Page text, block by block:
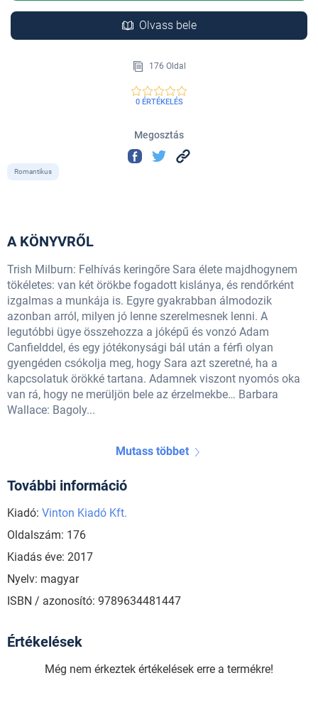
Olvass bele
176 Oldal
0 ÉRTÉKELÉS
Megosztás
Romantikus
A KÖNYVRŐL
Trish Milburn: Felhívás keringőre Sara élete majdhogynem
tökéletes: van két örökbe fogadott kislánya, és rendőrként
izgalmas a munkája is. Egyre gyakrabban álmodozik
azonban arról, milyen jó lenne szerelmesnek lenni. A
legutóbbi ügye összehozza a jóképű és vonzó Adam
Canfielddel, és egy jótékonysági bál után a férfi olyan
gyengéden csókolja meg, hogy Sara azt szeretné, ha a
kapcsolatuk örökké tartana. Adamnek viszont nyomós oka
van rá, hogy ne merüljön bele az érzelmekbe… Barbara
Wallace: Bagoly...
Mutass többet
További információ
Kiadó: Vinton Kiadó Kft.
Oldalszám: 176
Kiadás éve: 2017
Nyelv: magyar
ISBN / azonosító: 9789634481447
Értékelések
Még nem érkeztek értékelések erre a termékre!